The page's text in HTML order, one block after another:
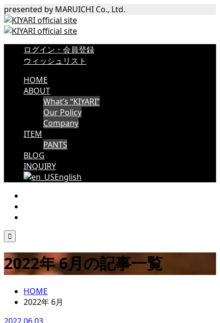
presented by MARUICHI Co., Ltd.
ログイン・会員登録
ウィッシュリスト
HOME
ABOUT
What’s “KIYARI”
Our Policy
Company
ITEM
PANTS
BLOG
INQUIRY
English

2022年 6月の記事一覧
HOME
2022年 6月